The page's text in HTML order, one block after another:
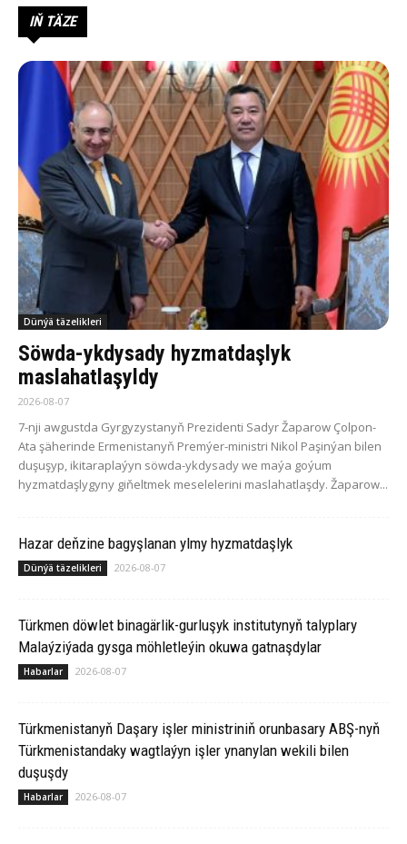
IŇ TÄZE
Dünýä täzelikleri
Söwda-ykdysady hyzmatdaşlyk
maslahatlaşyldy
2026-08-07
7-nji awgustda Gyrgyzystanyň Prezidenti Sadyr Žaparow Çolpon-
Ata şäherinde Ermenistanyň Premýer-ministri Nikol Paşinýan bilen
duşuşyp, ikitaraplaýyn söwda-ykdysady we maýa goýum
hyzmatdaşlygyny giňeltmek meselelerini maslahatlaşdy. Žaparow...
Hazar deňzine bagyşlanan ylmy hyzmatdaşlyk
Dünýä täzelikleri 2026-08-07
Türkmen döwlet binagärlik-gurluşyk institutynyň talyplary
Malaýziýada gysga möhletleýin okuwa gatnaşdylar
Habarlar 2026-08-07
Türkmenistanyň Daşary işler ministriniň orunbasary ABŞ-nyň
Türkmenistandaky wagtlaýyn işler ynanylan wekili bilen
duşuşdy
Habarlar 2026-08-07